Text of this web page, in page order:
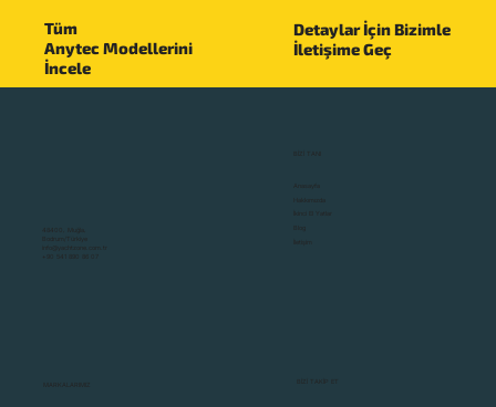
Tüm
Anytec Modellerini
İncele
Detaylar İçin Bizimle
İletişime Geç
BİZİ TANI
MARKALARIMIZ
Anasayfa
İletişim
info@yachtzone.com.tr
+90 541 890 86 07